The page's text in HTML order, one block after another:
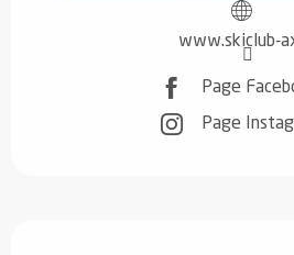
www.skiclub-
Page
Page